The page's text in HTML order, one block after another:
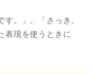
す。」、「さっき、
表現を使うときに